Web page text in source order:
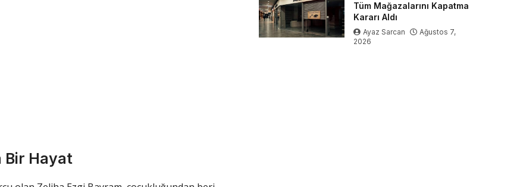
Bir Hayat
Tüm Mağazalarını Kapatma
Kararı Aldı
Ayaz Sarcan
Ağustos 7,
2026